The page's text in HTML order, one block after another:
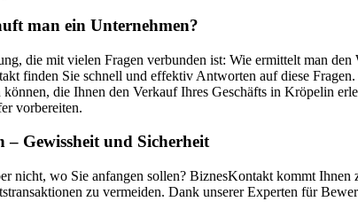
man ein Unternehmen?
die mit vielen Fragen verbunden ist: Wie ermittelt man
finden Sie schnell und effektiv Antworten auf diese
die Ihnen den Verkauf Ihres Geschäfts in Kröpelin
vorbereiten.
Gewissheit und Sicherheit
nicht, wo Sie anfangen sollen? BiznesKontakt kommt
zu vermeiden. Dank unserer Experten für